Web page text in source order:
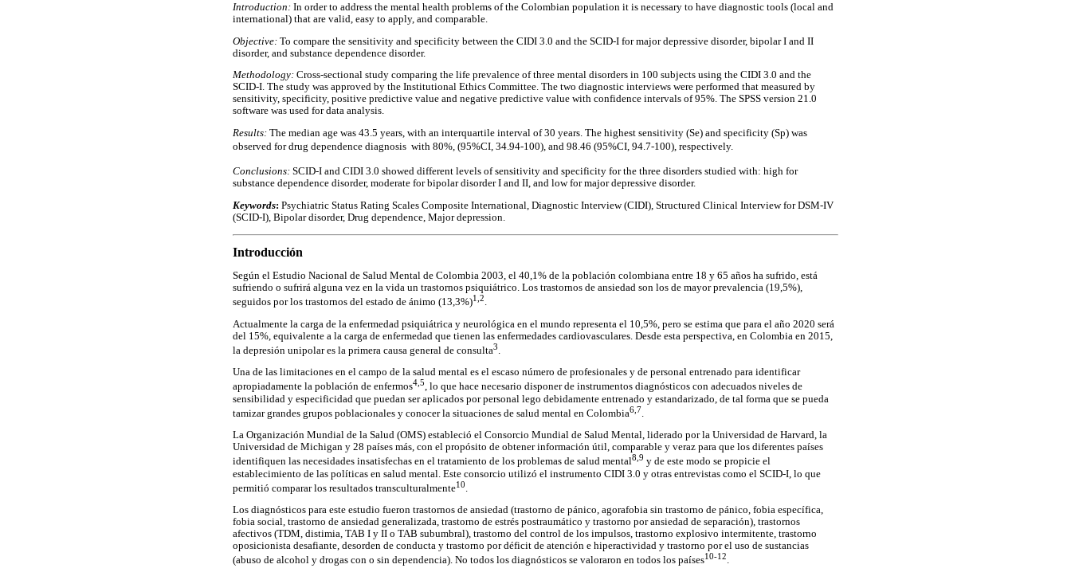
Introduction: In order to address the mental health problems of the Colombian population it is necessary to have diagnostic tools (local and
international) that are valid, easy to apply, and comparable.
Objective: To compare the sensitivity and specificity between the CIDI 3.0 and the SCID-I for major depressive disorder, bipolar I and II
disorder, and substance dependence disorder.
Methodology: Cross-sectional study comparing the life prevalence of three mental disorders in 100 subjects using the CIDI 3.0 and the
SCID-I. The study was approved by the Institutional Ethics Committee. The two diagnostic interviews were performed that measured by
sensitivity, specificity, positive predictive value and negative predictive value with confidence intervals of 95%. The SPSS version 21.0
software was used for data analysis.
Results: The median age was 43.5 years, with an interquartile interval of 30 years. The highest sensitivity (Se) and specificity (Sp) was
observed for drug dependence diagnosis  with 80%, (95%CI, 34.94-100), and 98.46 (95%CI, 94.7-100), respectively.
Conclusions: SCID-I and CIDI 3.0 showed different levels of sensitivity and specificity for the three disorders studied with: high for
substance dependence disorder, moderate for bipolar disorder I and II, and low for major depressive disorder.
Keywords: Psychiatric Status Rating Scales Composite International, Diagnostic Interview (CIDI), Structured Clinical Interview for DSM-IV
(SCID-I), Bipolar disorder, Drug dependence, Major depression.
Introducción
Según el Estudio Nacional de Salud Mental de Colombia 2003, el 40,1% de la población colombiana entre 18 y 65 años ha sufrido, está
sufriendo o sufrirá alguna vez en la vida un trastornos psiquiátrico. Los trastornos de ansiedad son los de mayor prevalencia (19,5%),
seguidos por los trastornos del estado de ánimo (13,3%)1,2.
Actualmente la carga de la enfermedad psiquiátrica y neurológica en el mundo representa el 10,5%, pero se estima que para el año 2020 será
del 15%, equivalente a la carga de enfermedad que tienen las enfermedades cardiovasculares. Desde esta perspectiva, en Colombia en 2015,
la depresión unipolar es la primera causa general de consulta3.
Una de las limitaciones en el campo de la salud mental es el escaso número de profesionales y de personal entrenado para identificar
apropiadamente la población de enfermos4,5, lo que hace necesario disponer de instrumentos diagnósticos con adecuados niveles de
sensibilidad y especificidad que puedan ser aplicados por personal lego debidamente entrenado y estandarizado, de tal forma que se pueda
tamizar grandes grupos poblacionales y conocer la situaciones de salud mental en Colombia6,7.
La Organización Mundial de la Salud (OMS) estableció el Consorcio Mundial de Salud Mental, liderado por la Universidad de Harvard, la
Universidad de Michigan y 28 países más, con el propósito de obtener información útil, comparable y veraz para que los diferentes países
identifiquen las necesidades insatisfechas en el tratamiento de los problemas de salud mental8,9 y de este modo se propicie el
establecimiento de las políticas en salud mental. Este consorcio utilizó el instrumento CIDI 3.0 y otras entrevistas como el SCID-I, lo que
permitió comparar los resultados transculturalmente10.
Los diagnósticos para este estudio fueron trastornos de ansiedad (trastorno de pánico, agorafobia sin trastorno de pánico, fobia específica,
fobia social, trastorno de ansiedad generalizada, trastorno de estrés postraumático y trastorno por ansiedad de separación), trastornos
afectivos (TDM, distimia, TAB I y II o TAB subumbral), trastorno del control de los impulsos, trastorno explosivo intermitente, trastorno
oposicionista desafiante, desorden de conducta y trastorno por déficit de atención e hiperactividad y trastorno por el uso de sustancias
(abuso de alcohol y drogas con o sin dependencia). No todos los diagnósticos se valoraron en todos los países10-12.